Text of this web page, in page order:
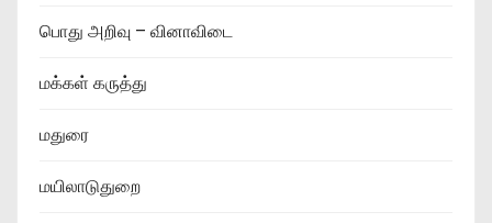
பொது அறிவு – வினாவிடை
மக்கள் கருத்து
மதுரை
மயிலாடுதுறை